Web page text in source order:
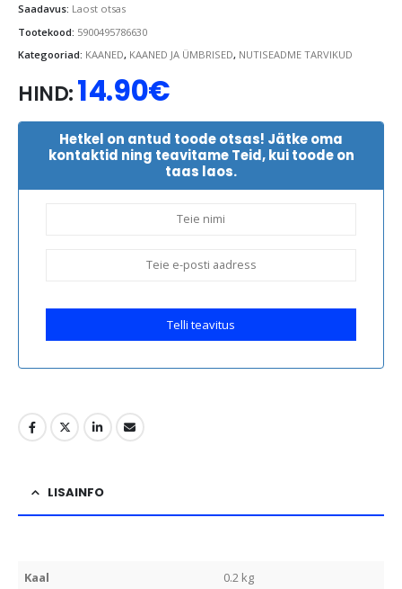
Saadavus: Laost otsas
Tootekood: 5900495786630
Kategooriad: KAANED, KAANED JA ÜMBRISED, NUTISEADME TARVIKUD
HIND:14.90€
Hetkel on antud toode otsas! Jätke oma
kontaktid ning teavitame Teid, kui toode on
taas laos.
Telli teavitus
LISAINFO
Kaal 0.2 kg